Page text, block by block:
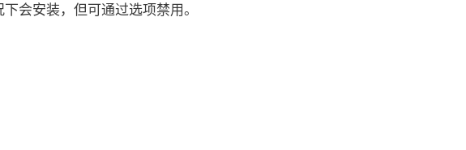
会安装，但可通过选项禁用。